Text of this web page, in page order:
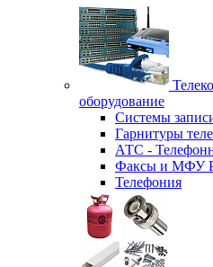
оборудование
Системы
Гарнитуры
АТС -
Факсы и МФУ
Телефония